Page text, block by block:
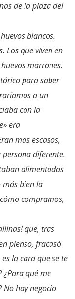
de la plaza del
blancos.
Los que viven en
marrones.
para saber
a un
con la
era
más escasos,
diferente.
alimentadas
más bien la
compramos,
que, tras
pienso, fracasó
la cara que se te
¿Para qué me
No hay negocio